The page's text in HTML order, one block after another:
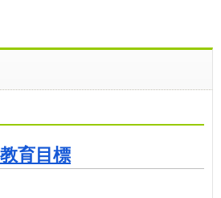
育目標